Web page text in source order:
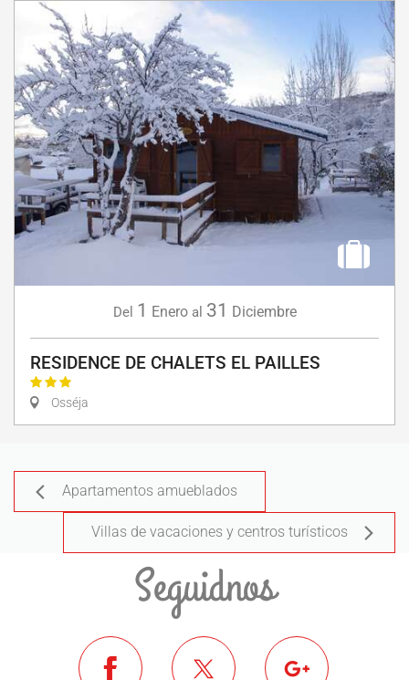
Del 1 Enero al 31 Diciembre
RESIDENCE DE CHALETS EL PAILLES
Osséja
Apartamentos amueblados
Villas de vacaciones y centros turísticos
Seguidnos